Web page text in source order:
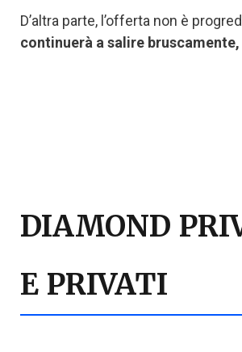
D’altra parte, l’offerta non è
continuerà a salire
DIAMOND
E PRIVATI